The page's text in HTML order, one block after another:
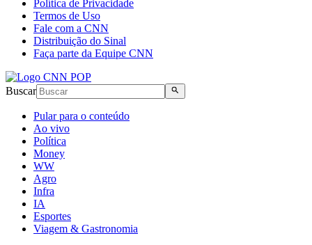
Política de Privacidade
Termos de Uso
Fale com a CNN
Distribuição do Sinal
Faça parte da Equipe CNN
Buscar
Pular para o conteúdo
Ao vivo
Política
Money
WW
Agro
Infra
IA
Esportes
Viagem & Gastronomia